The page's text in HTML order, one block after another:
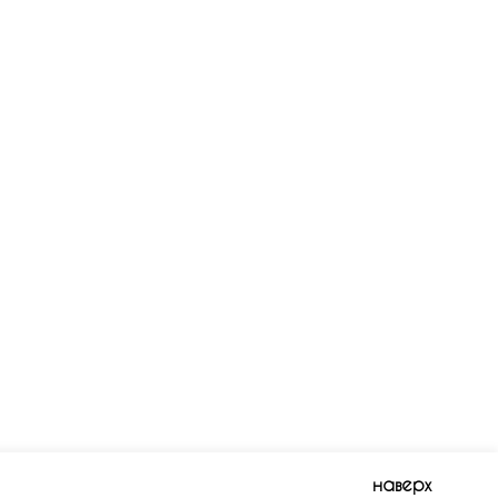
наверх